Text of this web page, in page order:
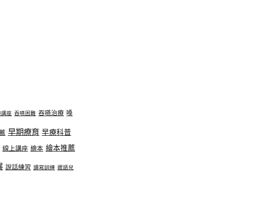
座 吞嚥困難 吞嚥治療 嗓
早期療育 早療科普
線上講座 繪本 繪本推薦
說話練習 讀寫訓練 遲語兒